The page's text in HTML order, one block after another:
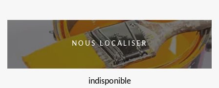
NOUS LOCALISER
indisponible